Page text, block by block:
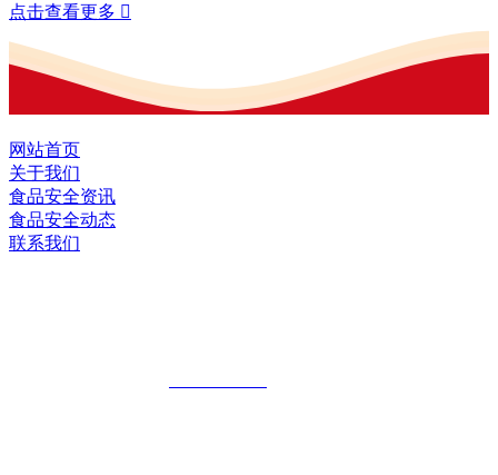
点击查看更多 
网站首页
关于我们
食品安全资讯
食品安全动态
联系我们